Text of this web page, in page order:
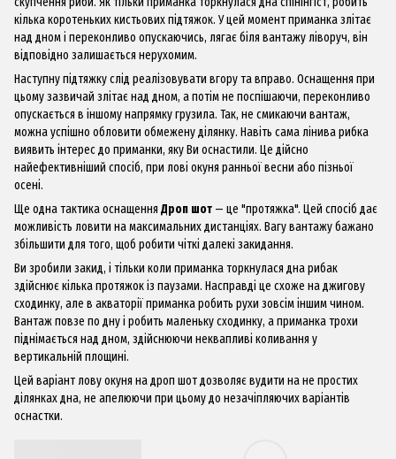
кілька коротеньких кистьових підтяжок. У цей момент приманка злітає
над дном і переконливо опускаючись, лягає біля вантажу ліворуч, він
відповідно залишається нерухомим.
Наступну підтяжку слід реалізовувати вгору та вправо. Оснащення при
цьому зазвичай злітає над дном, а потім не поспішаючи, переконливо
опускається в іншому напрямку грузила. Так, не смикаючи вантаж,
можна успішно обловити обмежену ділянку. Навіть сама лінива рибка
виявить інтерес до приманки, яку Ви оснастили. Це дійсно
найефективніший спосіб, при лові окуня ранньої весни або пізньої
осені.
Ще одна тактика оснащення Дроп шот — це "протяжка". Цей спосіб дає
можливість ловити на максимальних дистанціях. Вагу вантажу бажано
збільшити для того, щоб робити чіткі далекі закидання.
Ви зробили закид, і тільки коли приманка торкнулася дна рибак
здійснює кілька протяжок із паузами. Насправді це схоже на джигову
сходинку, але в акваторії приманка робить рухи зовсім іншим чином.
Вантаж повзе по дну і робить маленьку сходинку, а приманка трохи
піднімається над дном, здійснюючи неквапливі коливання у
вертикальній площині.
Цей варіант лову окуня на дроп шот дозволяє вудити на не простих
ділянках дна, не апелюючи при цьому до незачіпляючих варіантів
оснастки.